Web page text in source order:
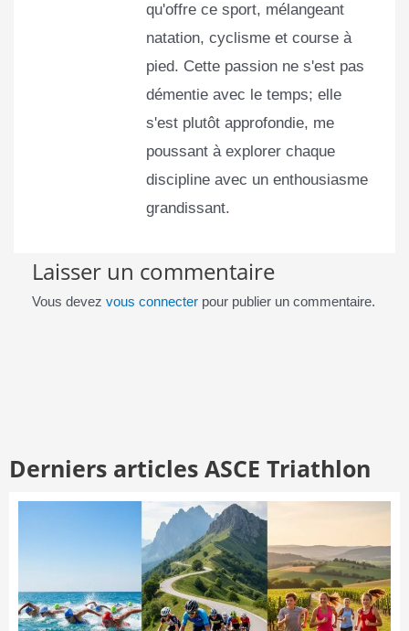
qu'offre ce sport, mélangeant
natation, cyclisme et course à
pied. Cette passion ne s'est pas
démentie avec le temps; elle
s'est plutôt approfondie, me
poussant à explorer chaque
discipline avec un enthousiasme
grandissant.
Laisser un commentaire
Vous devez vous connecterpour publier un commentaire.
Derniers articles ASCE Triathlon